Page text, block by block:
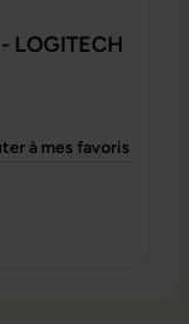
LOGITECH
à mes favoris